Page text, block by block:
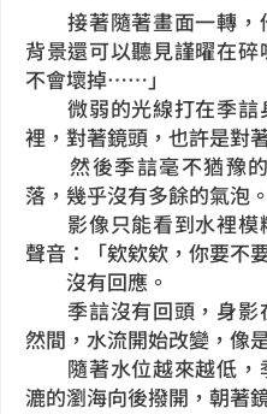
接著隨著畫面一轉，
背景還可以聽見謹曜在
不會壞掉……」
微弱的光線打在季誩
裡，對著鏡頭，也許是對
然後季誩毫不猶豫的
落，幾乎沒有多餘的氣泡。
影像只能看到水裡模
聲音：「欸欸欸，你要不
沒有回應。
季誩沒有回頭，身影
然間，水流開始改變，像
隨著水位越來越低，
漉的瀏海向後撥開，朝著